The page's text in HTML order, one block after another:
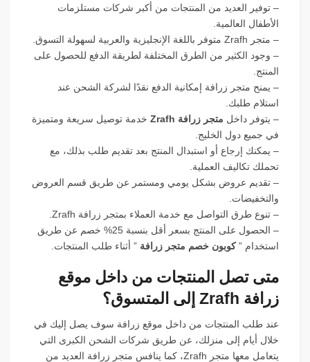
– توفير العديد من المنتجات من أكبر شركات مستلزمات
الأطفال العالمية.
– متجر Zrafh متوفر باللغة الإنجليزية والعربية لسهولة التسوق.
– وجود الكثير من الطرق المختلفة لطريقة الدفع للحصول على
المنتج.
– يمنح متجر زرافة إمكانية الدفع نقدًا لشركة الشحن عند
استلام طلبك.
– يتوفر داخل متجر زرافة Zrafh
خدمة توصيل سريعة ومتميزة
في جميع دول الخليج.
– يمكنك إرجاع أو استبدال المنتج بعد تقديم طلب بذلك، مع
تحملك تكاليف العملية.
– تقديم عروض بشكل يومي ومستمر عن طريق قسم العروض
والتخفيضات.
– تنوع طرق التواصل مع خدمة العملاء بمتجر زرافة Zrafh.
– الحصول على المنتج بسعر أقل بنسبة 25% خصم عن طريق
استخدام ”كوبون خصم متجر زرافة” أثناء طلب المنتجات.
متى تصل المنتجات من داخل موقع
زرافة Zrafh إلى المتسوق؟
عند طلب المنتجات من داخل موقع زرافة سوف يصل إليك في
خلال أيام إلى منزلك، عن طريق شركات الشحن الكبرى التي
يتعامل معها متجر Zrafh، كما ينافس متجر زرافة العديد من